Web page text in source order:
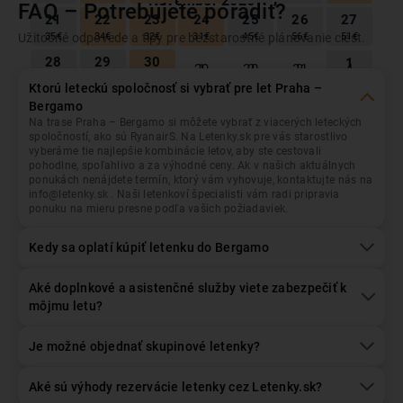
Pon Uto Str Štv Pia Sob Ned
26 27 28 29 30 31 1
2
35€ 35 € 35€ 38€ 43 € 38€ 35€
9
35€
10
38€
11
35€
12
35€
13
58 €
14
35€ 35€
16
38€
17
43€
18
35 €
19
38 €
20
35€
21
43€ 43€ 35€ 35 € 35€
35€
2 3 4
30 1 2 3 4 5
21
35€
22
34€
23
32€
24
31€
25
45€
26
56€
27
51€
28 29 30 1 2 3 4
Pon Uto Str Štv Pia Sob
28 29 30 1
35€
2
45€
3
46€
4
5 6 7 8 9
12
19 20
26 27 28 29 30
November2026
Praha Odlet z...
Bergamo Prílet do...
Dátum odletu Dátum návratu
Pasažieri
1 Dospelý, Ekonomická
+/- 3 dni
FAQ – Potrebujete poradiť?
Užitočné odpovede a tipy pre bezstarostné plánovanie ciest.
Ktorú leteckú spoločnosť si vybrať pre let Praha –
Bergamo
Na trase Praha – Bergamo si môžete vybrať z viacerých leteckých
spoločností, ako sú RyanairS. Na Letenky.sk pre vás starostlivo
vyberáme tie najlepšie kombinácie letov, aby ste cestovali
pohodlne, spoľahlivo a za výhodné ceny. Ak v našich aktuálnych
ponukách nenájdete termín, ktorý vám vyhovuje, kontaktujte nás na
info@letenky.sk . Naši letenkoví špecialisti vám radi pripravia
ponuku na mieru presne podľa vašich požiadaviek.
Kedy sa oplatí kúpiť letenku do Bergamo
Aké doplnkové a asistenčné služby viete zabezpečiť k
môjmu letu?
Je možné objednať skupinové letenky?
Aké sú výhody rezervácie letenky cez Letenky.sk?